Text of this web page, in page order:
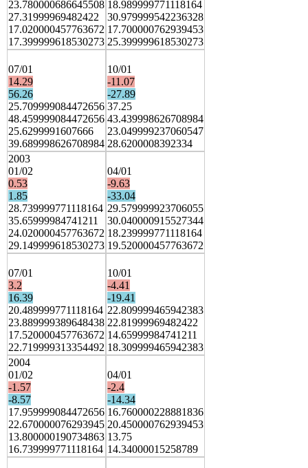
23.780000686645508
27.31999969482422
17.020000457763672
17.399999618530273
18.989999771118164
30.979999542236328
17.700000762939453
25.399999618530273
07/01
14.29
56.26
25.709999084472656
48.459999084472656
25.6299991607666
39.689998626708984
10/01
-11.07
-27.89
37.25
43.439998626708984
23.049999237060547
28.6200008392334
2003
01/02
0.53
1.85
28.739999771118164
35.65999984741211
24.020000457763672
29.149999618530273
04/01
-9.63
-33.04
29.579999923706055
30.040000915527344
18.239999771118164
19.520000457763672
07/01
3.2
16.39
20.489999771118164
23.889999389648438
17.520000457763672
22.719999313354492
10/01
-4.41
-19.41
22.809999465942383
22.81999969482422
14.65999984741211
18.309999465942383
2004
01/02
-1.57
-8.57
17.959999084472656
22.670000076293945
13.800000190734863
16.739999771118164
04/01
-2.4
-14.34
16.760000228881836
20.450000762939453
13.75
14.34000015258789